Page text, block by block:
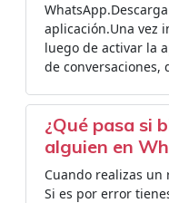
aplicación.Una vez
luego de activar la
de conversaciones,
¿Qué pasa si
alguien en
Cuando realizas un
Si es por error